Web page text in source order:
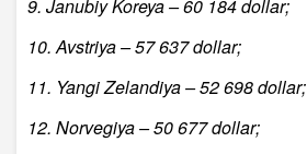
9. Janubiy Koreya – 60 184 dollar;
10. Avstriya – 57 637 dollar;
11. Yangi Zelandiya – 52 698 dollar;
12. Norvegiya – 50 677 dollar;